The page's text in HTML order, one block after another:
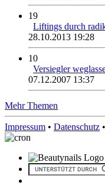
19
Liftings durch
28.10.2013 19:28
10
Versiegler
07.12.2007 13:37
Mehr Themen
Impressum • Datenschutz •